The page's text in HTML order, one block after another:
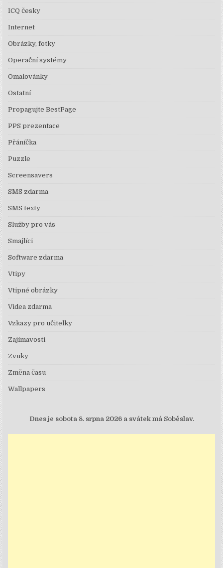
ICQ česky
Internet
Obrázky, fotky
Operační systémy
Omalovánky
Ostatní
Propagujte BestPage
PPS prezentace
Přáníčka
Puzzle
Screensavers
SMS zdarma
SMS texty
Služby pro vás
Smajlíci
Software zdarma
Vtipy
Vtipné obrázky
Videa zdarma
Vzkazy pro učitelky
Zajímavosti
Zvuky
Změna času
Wallpapers
Dnes je sobota 8. srpna 2026 a svátek má Soběslav.